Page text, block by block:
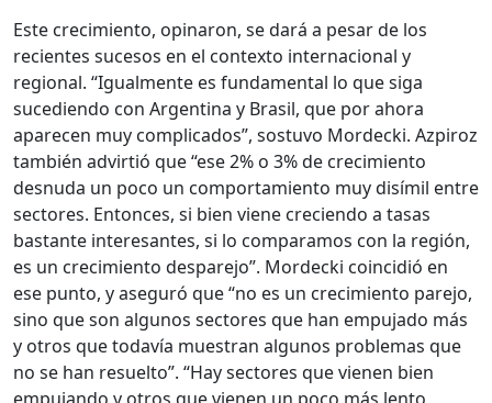
Este crecimiento, opinaron, se dará a pesar de los
recientes sucesos en el contexto internacional y
regional. “Igualmente es fundamental lo que siga
sucediendo con Argentina y Brasil, que por ahora
aparecen muy complicados”, sostuvo Mordecki. Azpiroz
también advirtió que “ese 2% o 3% de crecimiento
desnuda un poco un comportamiento muy disímil entre
sectores. Entonces, si bien viene creciendo a tasas
bastante interesantes, si lo comparamos con la región,
es un crecimiento desparejo”. Mordecki coincidió en
ese punto, y aseguró que “no es un crecimiento parejo,
sino que son algunos sectores que han empujado más
y otros que todavía muestran algunos problemas que
no se han resuelto”. “Hay sectores que vienen bien